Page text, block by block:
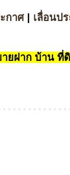
กาศ| เลื่อนป
ยฝาก บ้าน ที่